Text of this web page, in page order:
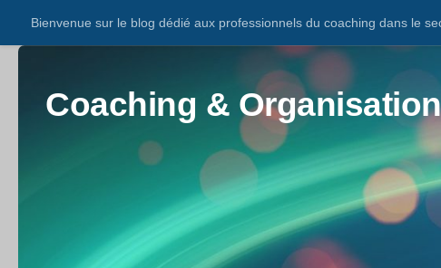
Bienvenue sur le blog dédié aux professionnels du coaching dans le
Coaching &